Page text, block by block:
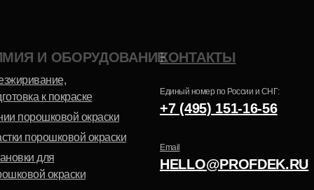
И ОБОРУДОВАНИЕКОНТАКТЫ
для
окраски
к покраске
порошковой окраски
порошковой окраски
Единый номер по России и СНГ:
+7 (495) 151-16-56
Email
HELLO@PROFDEK.RU